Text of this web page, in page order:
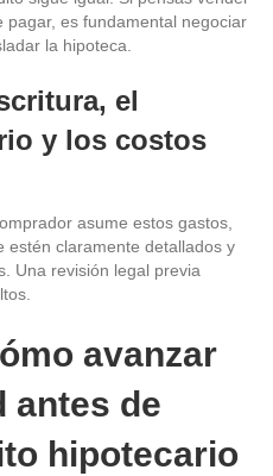
es fundamental negociar
la hipoteca.
el
y los costos
asume estos gastos,
estén claramente detallados y
Una revisión legal previa
avanzar
antes de
hipotecario